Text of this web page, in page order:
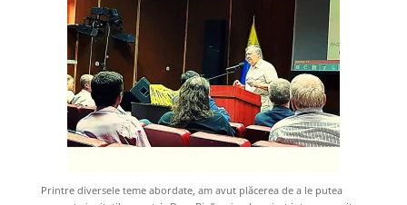
Printre diversele teme abordate, am avut plăcerea de a le putea